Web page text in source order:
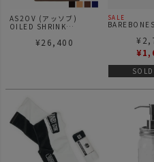
AS2OV (アッソブ)
OILED SHRINK
WALLET / 折財布
¥26,400
SALE
ボーンズ
ップ 2個セ
¥
¥